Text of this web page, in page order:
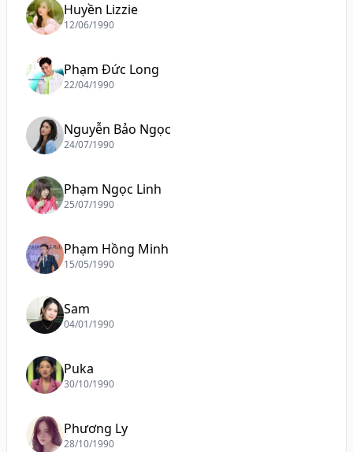
Huyền Lizzie
12/06/1990
Phạm Đức Long
22/04/1990
Nguyễn Bảo Ngọc
24/07/1990
Phạm Ngọc Linh
25/07/1990
Phạm Hồng Minh
15/05/1990
Sam
04/01/1990
Puka
30/10/1990
Phương Ly
28/10/1990